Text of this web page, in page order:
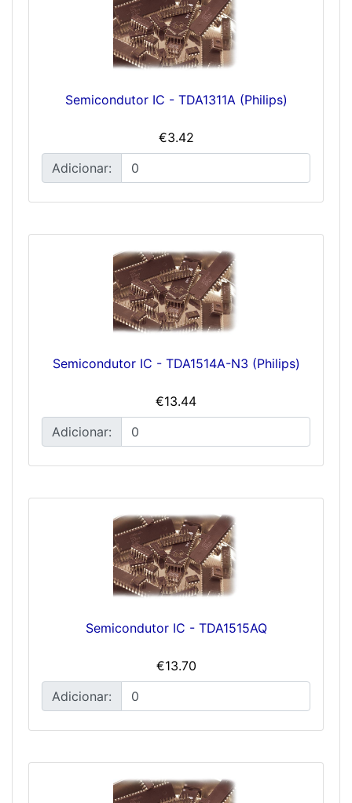
Semicondutor IC - TDA1311A (Philips)
€3.42
Adicionar:
Semicondutor IC - TDA1514A-N3 (Philips)
€13.44
Adicionar:
Semicondutor IC - TDA1515AQ
€13.70
Adicionar: